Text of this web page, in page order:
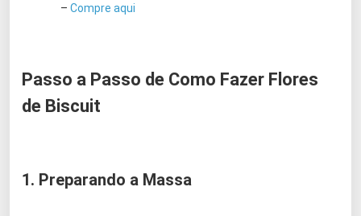
– Compre aqui
Passo a Passo de Como Fazer Flores
de Biscuit
1. Preparando a Massa